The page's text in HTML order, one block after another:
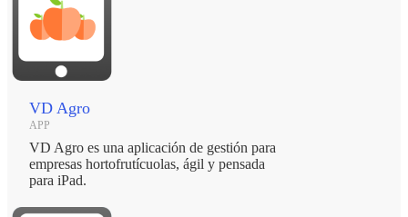
VD Agro
APP
VD Agro es una aplicación de gestión para
empresas hortofrutícuolas, ágil y pensada
para iPad.